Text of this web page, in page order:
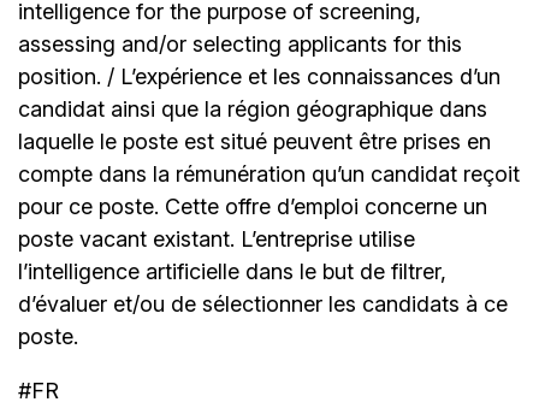
intelligence for the purpose of screening,
assessing and/or selecting applicants for this
position. / L’expérience et les connaissances d’un
candidat ainsi que la région géographique dans
laquelle le poste est situé peuvent être prises en
compte dans la rémunération qu’un candidat reçoit
pour ce poste. Cette offre d’emploi concerne un
poste vacant existant. L’entreprise utilise
l’intelligence artificielle dans le but de filtrer,
d’évaluer et/ou de sélectionner les candidats à ce
poste.
#FR